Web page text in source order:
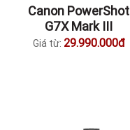
Canon PowerShot
G7X Mark III
Giá từ: 29.990.000đ